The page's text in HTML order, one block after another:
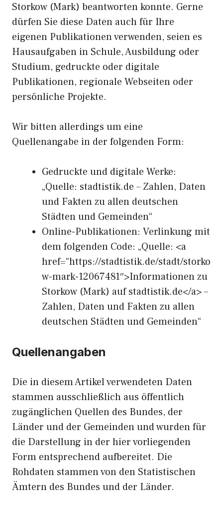
Storkow (Mark) beantworten konnte. Gerne
dürfen Sie diese Daten auch für Ihre
eigenen Publikationen verwenden, seien es
Hausaufgaben in Schule, Ausbildung oder
Studium, gedruckte oder digitale
Publikationen, regionale Webseiten oder
persönliche Projekte.
Wir bitten allerdings um eine
Quellenangabe in der folgenden Form:
Gedruckte und digitale Werke:
„Quelle: stadtistik.de – Zahlen, Daten
und Fakten zu allen deutschen
Städten und Gemeinden“
Online-Publikationen: Verlinkung mit
dem folgenden Code: „Quelle: <a
href=“https://stadtistik.de/stadt/storko
w-mark-12067481″>Informationen zu
Storkow (Mark) auf stadtistik.de</a> –
Zahlen, Daten und Fakten zu allen
deutschen Städten und Gemeinden“
Quellenangaben
Die in diesem Artikel verwendeten Daten
stammen ausschließlich aus öffentlich
zugänglichen Quellen des Bundes, der
Länder und der Gemeinden und wurden für
die Darstellung in der hier vorliegenden
Form entsprechend aufbereitet. Die
Rohdaten stammen von den Statistischen
Ämtern des Bundes und der Länder.